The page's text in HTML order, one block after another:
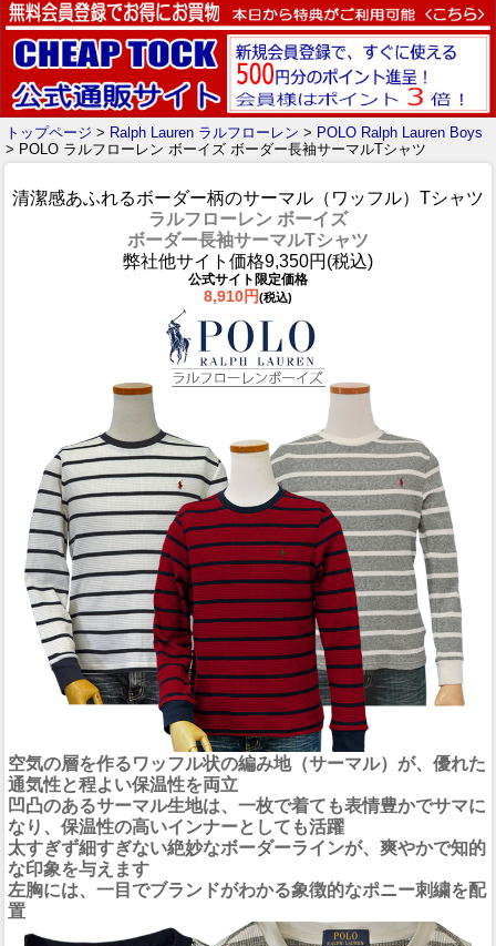
トップページ > Ralph Lauren ラルフローレン > POLO Ralph Lauren Boys
> POLO ラルフローレン ボーイズ ボーダー長袖サーマルTシャツ
清潔感あふれるボーダー柄のサーマル（ワッフル）Tシャツ
ラルフローレン ボーイズ
ボーダー長袖サーマルTシャツ
弊社他サイト価格9,350円(税込)
公式サイト限定価格
8,910円(税込)
空気の層を作るワッフル状の編み地（サーマル）が、優れた
通気性と程よい保温性を両立
凹凸のあるサーマル生地は、一枚で着ても表情豊かでサマに
なり、保温性の高いインナーとしても活躍
太すぎず細すぎない絶妙なボーダーラインが、爽やかで知的
な印象を与えます
左胸には、一目でブランドがわかる象徴的なポニー刺繍を配
置